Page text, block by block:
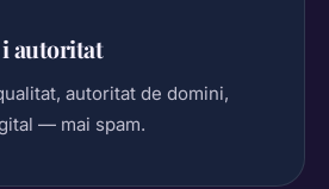
i autoritat
autoritat de domini,
— mai spam.